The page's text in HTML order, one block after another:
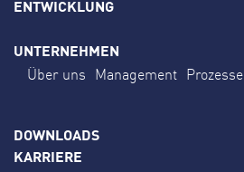
ENTWICKLUNG
UNTERNEHMEN
Über uns Management Prozesse
DOWNLOADS
KARRIERE